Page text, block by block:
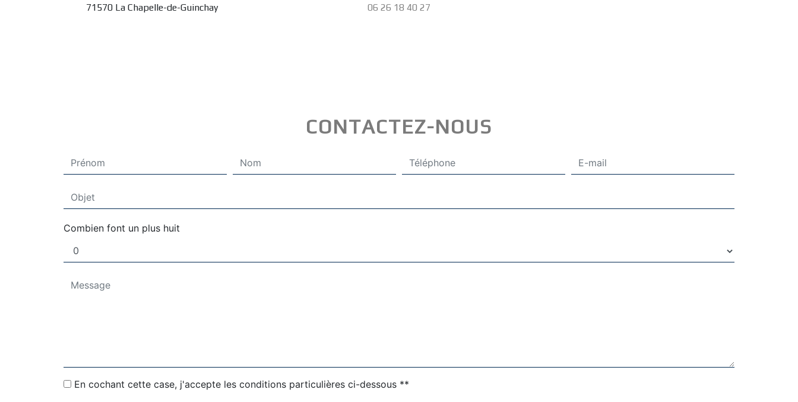
71570 La Chapelle-de-Guinchay
06 26 18 40 27
CONTACTEZ-NOUS
Combien font un plus huit
En cochant cette case, j'accepte les conditions particulières ci-dessous **